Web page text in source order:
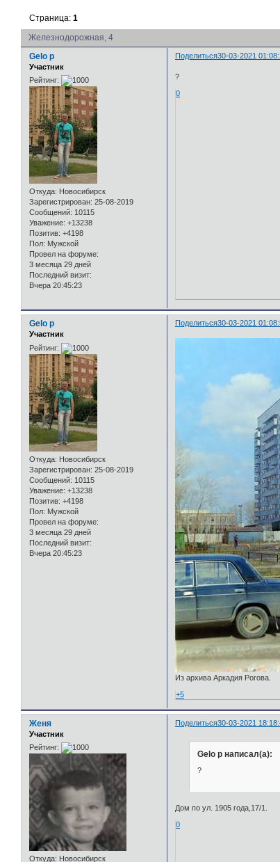
Железнодорожная, 4
Страница:1
Поделиться30-03-2021
Gelo p
Участник
Рейтинг:
Откуда: Новосибирск
Зарегистрирован: 25-08-2019
Сообщений: 10115
Уважение: +13238
Позитив: +4198
Пол: Мужской
Провел на форуме:
3 месяца 29 дней
Последний визит:
Вчера 20:45:23
?
0
Поделиться30-03-2021
Gelo p
Участник
Рейтинг:
Откуда: Новосибирск
Зарегистрирован: 25-08-2019
Сообщений: 10115
Уважение: +13238
Позитив: +4198
Пол: Мужской
Провел на форуме:
3 месяца 29 дней
Последний визит:
Вчера 20:45:23
Из архива Аркадия Рогова.
+5
Поделиться30-03-2021
Женя
Участник
Рейтинг:
Откуда: Новосибирск
Gelo p написал(а):
?
Дом по ул. 1905 года,17/1.
0